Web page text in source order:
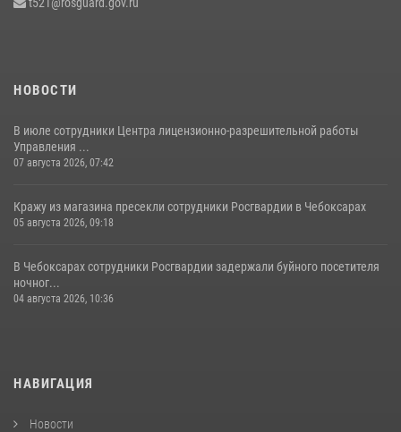
НОВОСТИ
В июле сотрудники Центра лицензионно-разрешительной работы
Управления ...
07 августа 2026, 07:42
Кражу из магазина пресекли сотрудники Росгвардии в Чебоксарах
05 августа 2026, 09:18
В Чебоксарах сотрудники Росгвардии задержали буйного посетителя
ночног...
04 августа 2026, 10:36
НАВИГАЦИЯ
Новости